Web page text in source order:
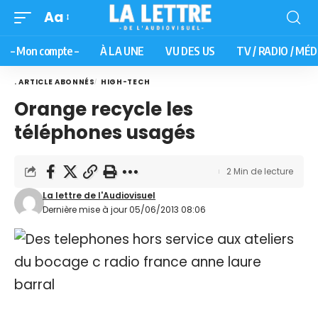
Aa
– Mon compte – À LA UNE VU DES US TV / RADIO /
. ARTICLE ABONNÉS HIGH-TECH
Orange recycle les
téléphones usagés
Dernière mise à jour 05/06/2013 08:06
La lettre de l'Audiovisuel
2 Min de lecture